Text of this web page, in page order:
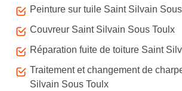
Peinture sur tuile Saint Silvain
Couvreur Saint Silvain Sous Toulx
Réparation fuite de toiture Saint
Traitement et changement de
Silvain Sous Toulx